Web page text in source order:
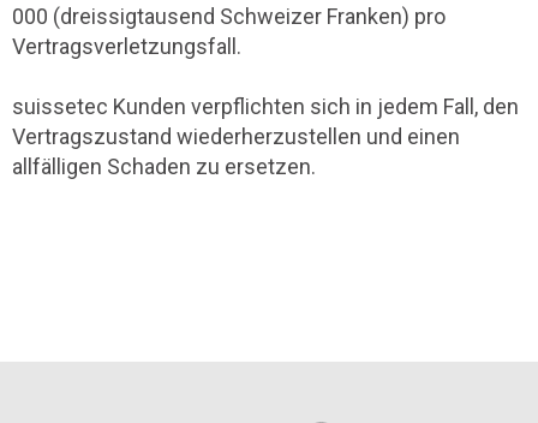
000 (dreissigtausend Schweizer Franken) pro
Vertragsverletzungsfall.
suissetec Kunden verpflichten sich in jedem Fall, den
Vertragszustand wiederherzustellen und einen
allfälligen Schaden zu ersetzen.